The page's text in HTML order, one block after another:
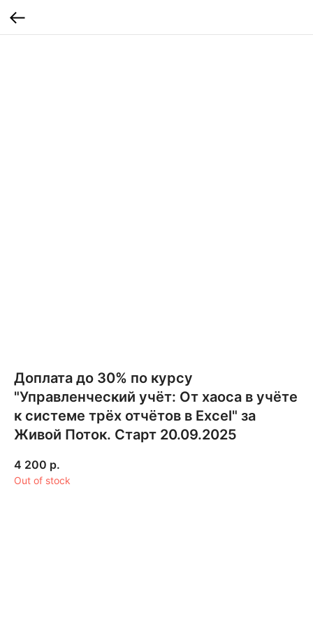
Доплата до 30% по курсу
"Управленческий учёт: От хаоса в учёте
к системе трёх отчётов в Excel" за
Живой Поток. Старт 20.09.2025
4 200 р.
Out of stock